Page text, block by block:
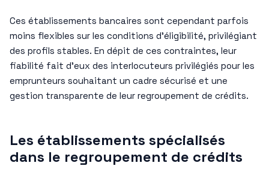
Ces établissements bancaires sont cependant parfois
moins flexibles sur les conditions d’éligibilité, privilégiant
des profils stables. En dépit de ces contraintes, leur
fiabilité fait d’eux des interlocuteurs privilégiés pour les
emprunteurs souhaitant un cadre sécurisé et une
gestion transparente de leur regroupement de crédits.
Les établissements spécialisés
dans le regroupement de crédits